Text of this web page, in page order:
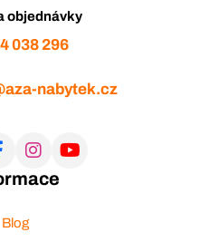
objednávky
038 296
nabytek.cz
Blog